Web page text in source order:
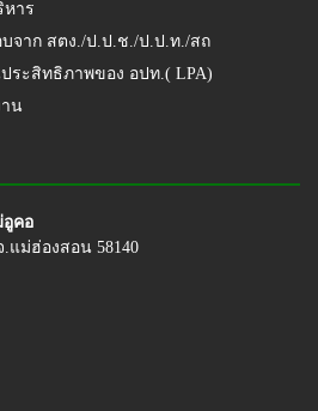
หาร
จาก สตง./ป.ป.ช./ป.ป.ท./สถ
ระสิทธิภาพของ อปท.( LPA)
าน
อูคอ
แม่ฮ่องสอน 58140